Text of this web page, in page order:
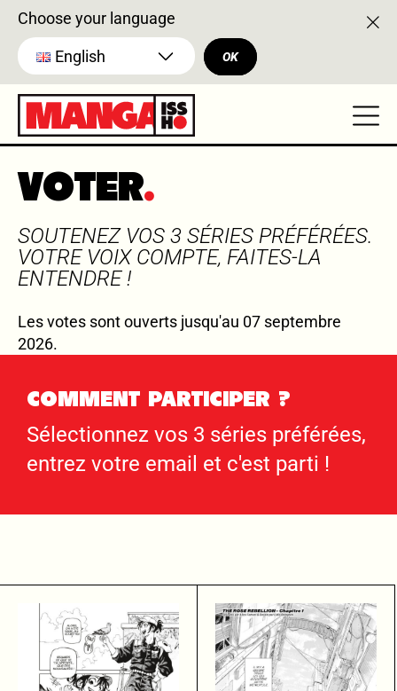
Choose your language
English OK
VOTER
SOUTENEZ VOS 3 SÉRIES PRÉFÉRÉES.
VOTRE VOIX COMPTE, FAITES-LA
ENTENDRE !
Les votes sont ouverts jusqu'au 07 septembre
2026.
COMMENT PARTICIPER ?
Sélectionnez vos 3 séries préférées,
entrez votre email et c'est parti !